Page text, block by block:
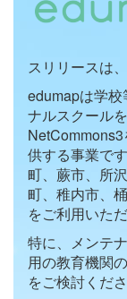
スリリースは、
edumapは学
ナルスクール
供する事業で
町、蕨市、所
町、稚内市、
をご利用いた
特に、メンテ
用の教育機関
をご検討くださ